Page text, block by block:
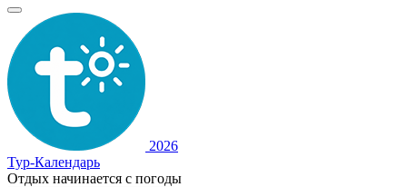
2026
Тур-Календарь
Отдых начинается с погоды